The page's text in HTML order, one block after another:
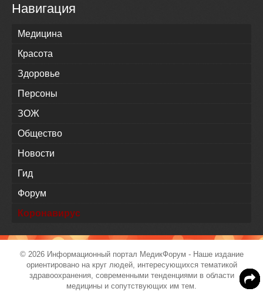
Навигация
Медицина
Красота
Здоровье
Персоны
ЗОЖ
Общество
Новости
Гид
Форум
Коронавирус
© 2026 Информационный портал МедикФорум - Наше издание
ориентировано на круг людей, интересующихся тематикой
здравоохранения, современными тенденциями в области
медицины и сопутствующих им тем.